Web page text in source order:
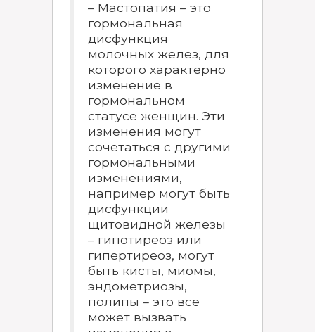
– Мастопатия – это
гормональная
дисфункция
молочных желез, для
которого характерно
изменение в
гормональном
статусе женщин. Эти
изменения могут
сочетаться с другими
гормональными
изменениями,
например могут быть
дисфункции
щитовидной железы
– гипотиреоз или
гипертиреоз, могут
быть кисты, миомы,
эндометриозы,
полипы – это все
может вызвать